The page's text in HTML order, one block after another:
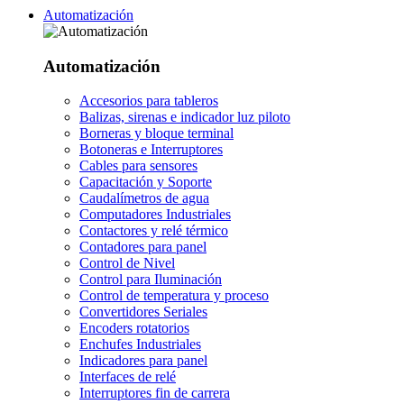
Automatización
Automatización
Accesorios para tableros
Balizas, sirenas e indicador luz piloto
Borneras y bloque terminal
Botoneras e Interruptores
Cables para sensores
Capacitación y Soporte
Caudalímetros de agua
Computadores Industriales
Contactores y relé térmico
Contadores para panel
Control de Nivel
Control para Iluminación
Control de temperatura y proceso
Convertidores Seriales
Encoders rotatorios
Enchufes Industriales
Indicadores para panel
Interfaces de relé
Interruptores fin de carrera